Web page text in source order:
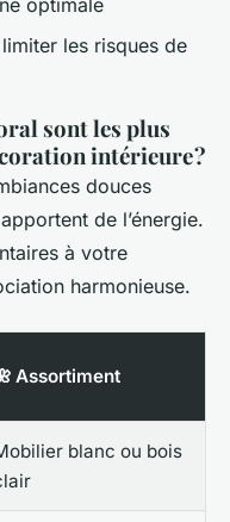
optimale
les risques de
sont les plus
intérieure ?
douces
apportent de l’énergie.
à votre
harmonieuse.
Assortiment
blanc ou bois